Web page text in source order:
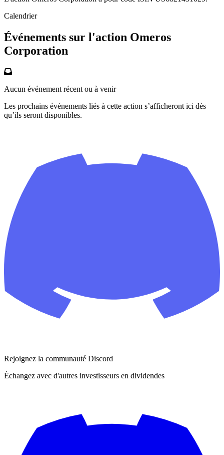
Calendrier
Événements sur l'action Omeros
Corporation
Aucun événement récent ou à venir
Les prochains événements liés à cette action s’afficheront ici dès
qu’ils seront disponibles.
Rejoignez la communauté Discord
Échangez avec d'autres investisseurs en dividendes